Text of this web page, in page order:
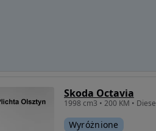
Skoda Octavia
1998 cm3 • 200 KM •
Wyróżnione